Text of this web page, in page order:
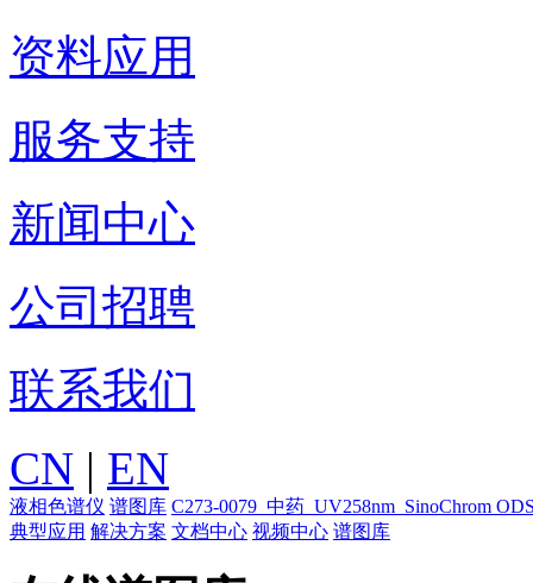
资料应用
服务支持
新闻中心
公司招聘
联系我们
CN | EN
液相色谱仪 谱图库 C273-0079_中药_UV258nm_SinoChrom
典型应用 解决方案 文档中心 视频中心 谱图库